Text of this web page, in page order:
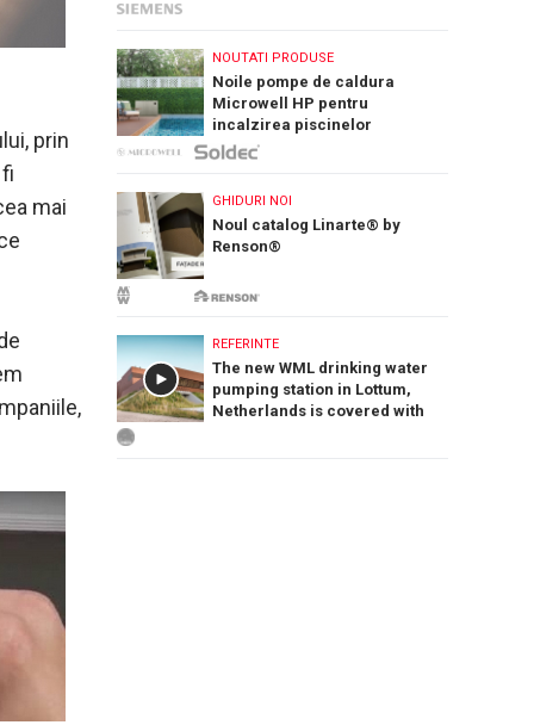
prin
mai
NOUTATI PRODUSE
Noile pompe de caldura
Microwell HP pentru
incalzirea piscinelor
GHIDURI NOI
Noul catalog Linarte® by
Renson®
REFERINTE
The new WML drinking water
pumping station in Lottum,
Netherlands is covered with